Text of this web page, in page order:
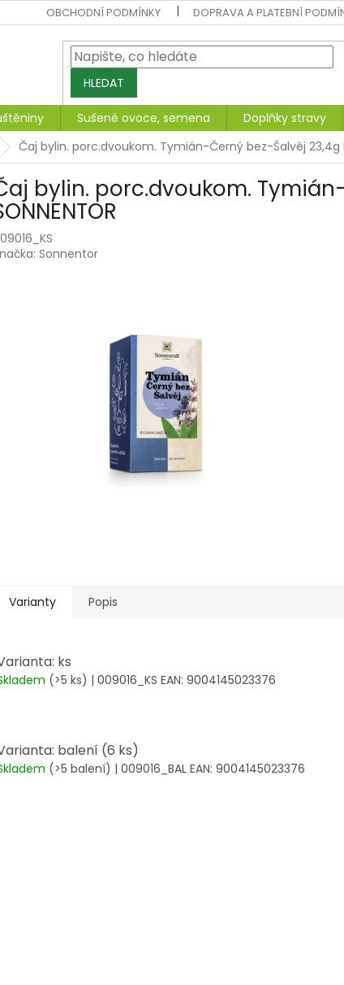
OBCHODNÍ PODMÍNKY DOPRAVA A PLATEBNÍ
HLEDAT
Sušené ovoce, semena Doplňky stravy
Čaj bylin. porc.dvoukom. Tymián-Černý bez-Šalvěj 23,4g
bylin. porc.dvoukom.
Sonnentor
Varianty Popis
ks
(>5 ks) | 009016_KS EAN: 9004145023376
balení (6 ks)
(>5 balení) | 009016_BAL EAN: 9004145023376